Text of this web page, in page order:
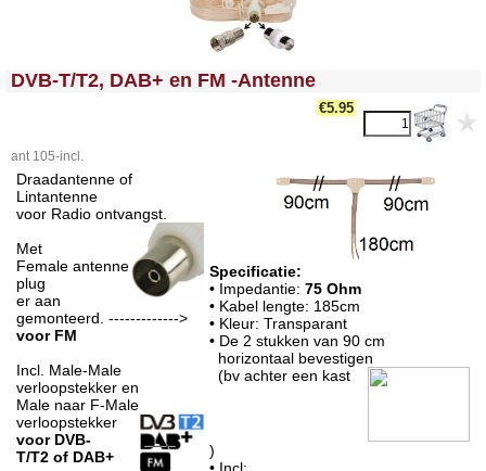
<!-- MakeFullWidth0 --><!-- MakeFullWidth1 --><!-- MakeFullWidth2 --><!-- MakeFullWidth3 --><!-- MakeFullWidth4 --><!-- MakeFullWidth5 --><!-- MakeFullWidth6 --><!-- MakeFullWidth7 --><!-- MakeFullWidth8 --><!-- MakeFullWidth9 --><!-- MakeFullWidth10 --><!-- MakeFullWidth11 --><!-- MakeFullWidth12 --><!-- MakeFullWidth13 --><!-- MakeFullWidth14 --><!-- MakeFullWidth15 --><!-- MakeFullWidth16 --><!-- MakeFullWidth17 --><!-- MakeFullWidth18 --><!-- MakeFullWidth19 -->
DVB-T/T2, DAB+ en FM -Antenne
€5.95
ant 105-incl.
Draadantenne of
Lintantenne
voor Radio ontvangst.
Met
Female antenne
plug
er aan
gemonteerd. ------------->
voor FM
Incl. Male-Male
verloopstekker en
Male naar F-Male
verloopstekker
voor DVB-
T/T2 of DAB+
Specificatie:
• Impedantie: 75 Ohm
• Kabel lengte: 185cm
• Kleur: Transparant
• De 2 stukken van 90 cm
horizontaal bevestigen
(bv achter een kast
)
• Incl: